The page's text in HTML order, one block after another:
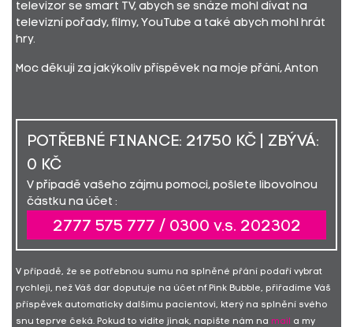
televizor se smart TV, abych se snáze mohl dívat na
televizní pořady, filmy, YouTube a také abych mohl hrát
hry.
Moc děkuji za jakýkoliv příspěvek na moje přání, Anton
POTŘEBNÉ FINANCE: 21750 KČ | ZBÝVÁ:
0 KČ
V případě vašeho zájmu pomoci, pošlete libovolnou
částku na účet :
2777 575 777 / 0300 v.s. 202302
V případě, že se potřebnou sumu na splněné přání podaří vybrat
rychleji, než Váš dar doputuje na účet nf Pink Bubble, přiřadíme Váš
příspěvek automaticky dalšímu pacientovi, který na splnění svého
snu teprve čeká. Pokud to vidíte jinak, napište nám na mail
a my